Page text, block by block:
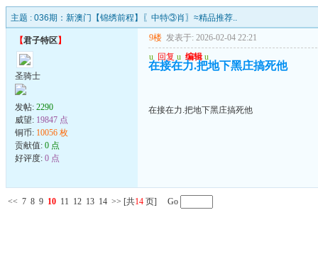
主题 : 036期：新澳门【锦绣前程】〖中特③肖〗≈精品推荐..
【君子特区】
圣骑士
发帖: 2290
威望: 19847 点
铜币: 10056 枚
贡献值: 0 点
好评度: 0 点
9楼 发表于: 2026-02-04 22:21
u 回复 u 编辑 u
在接在力.把地下黑庄搞死他
在接在力.把地下黑庄搞死他
<< 7 8 9 10 11 12 13 14 >> [共14 页] Go